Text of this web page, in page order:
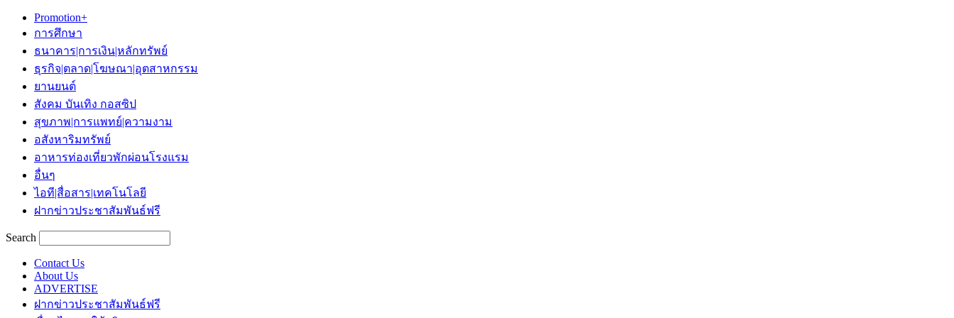
Promotion+
การศึกษา
ธนาคาร|การเงิน|หลักทรัพย์
ธุรกิจ|ตลาด|โฆษณา|อุตสาหกรรม
ยานยนต์
สังคม บันเทิง กอสซิป
สุขภาพ|การแพทย์|ความงาม
อสังหาริมทรัพย์
อาหารท่องเที่ยวพักผ่อนโรงแรม
อื่นๆ
ไอที|สื่อสาร|เทคโนโลยี
ฝากข่าวประชาสัมพันธ์ฟรี
Search
Contact Us
About Us
ADVERTISE
ฝากข่าวประชาสัมพันธ์ฟรี